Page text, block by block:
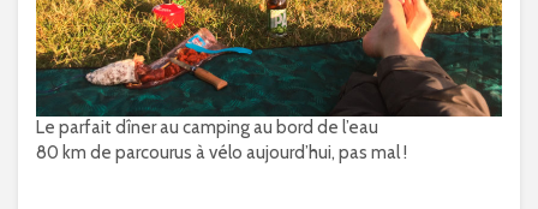
Le parfait dîner au camping au bord de l’eau
80 km de parcourus à vélo aujourd’hui, pas mal !